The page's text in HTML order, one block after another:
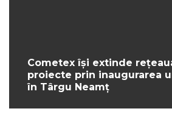
Cometex își extinde
proiecte prin inaugurarea
în Târgu Neamț